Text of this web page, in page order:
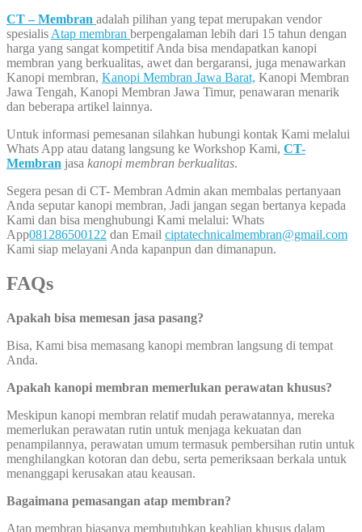
CT – Membran adalah pilihan yang tepat merupakan vendor
spesialis Atap membran berpengalaman lebih dari 15 tahun dengan
harga yang sangat kompetitif Anda bisa mendapatkan kanopi
membran yang berkualitas, awet dan bergaransi, juga menawarkan
Kanopi membran, Kanopi Membran Jawa Barat, Kanopi Membran
Jawa Tengah, Kanopi Membran Jawa Timur, penawaran menarik
dan beberapa artikel lainnya.
Untuk informasi pemesanan silahkan hubungi kontak Kami melalui
Whats App atau datang langsung ke Workshop Kami, CT-
Membran jasa kanopi membran berkualitas.
Segera pesan di CT- Membran Admin akan membalas pertanyaan
Anda seputar kanopi membran, Jadi jangan segan bertanya kepada
Kami dan bisa menghubungi Kami melalui: Whats
App081286500122 dan Email ciptatechnicalmembran@gmail.com
Kami siap melayani Anda kapanpun dan dimanapun.
FAQs
Apakah bisa memesan jasa pasang?
Bisa, Kami bisa memasang kanopi membran langsung di tempat
Anda.
Apakah kanopi membran memerlukan perawatan khusus?
Meskipun kanopi membran relatif mudah perawatannya, mereka
memerlukan perawatan rutin untuk menjaga kekuatan dan
penampilannya, perawatan umum termasuk pembersihan rutin untuk
menghilangkan kotoran dan debu, serta pemeriksaan berkala untuk
menanggapi kerusakan atau keausan.
Bagaimana pemasangan atap membran?
Atap membran biasanya membutuhkan keahlian khusus dalam